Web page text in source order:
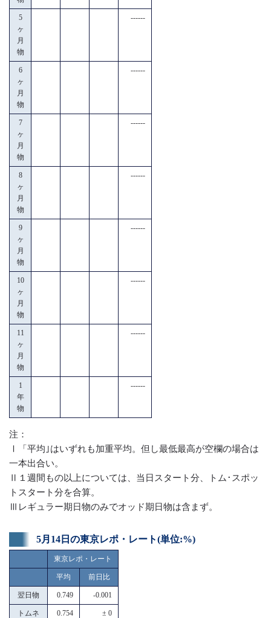
5
ヶ
月
物
------
6
ヶ
月
物
------
7
ヶ
月
物
------
8
ヶ
月
物
------
9
ヶ
月
物
------
10
ヶ
月
物
------
11
ヶ
月
物
------
1
年
物
------
注：
Ⅰ「平均｣はいずれも加重平均。但し最低最高が空欄の場合は
一本出合い。
Ⅱ１週間もの以上については、当日スタート分、トム･スポッ
トスタート分を合算。
Ⅲレギュラー期日物のみでオッド期日物は含まず。
5月14日の東京レポ・レート(単位:%)
東京レポ・レート
平均 前日比
翌日物 0.749 -0.001
トムネ 0.754 ± 0